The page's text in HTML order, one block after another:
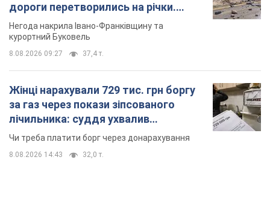
дороги перетворились на річки.
Відео
Негода накрила Івано-Франківщину та
курортний Буковель
8.08.2026 09:27 37,4 т.
Жінці нарахували 729 тис. грн боргу
за газ через покази зіпсованого
лічильника: суддя ухвалив
неочікуване рішення
Чи треба платити борг через донарахування
8.08.2026 14:43 32,0 т.